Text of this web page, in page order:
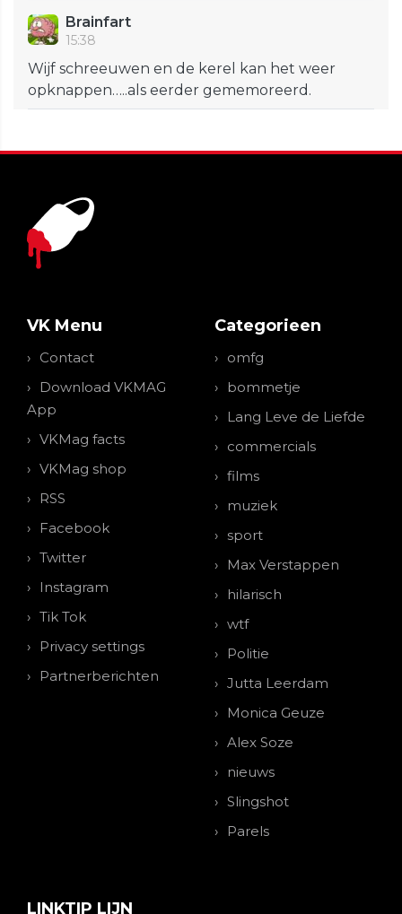
Brainfart
15:38
Wijf schreeuwen en de kerel kan het weer
opknappen…..als eerder gememoreerd.
VK Menu
Contact
Download VKMAG
App
VKMag facts
VKMag shop
RSS
Facebook
Twitter
Instagram
Tik Tok
Privacy settings
Partnerberichten
Categorieen
omfg
bommetje
Lang Leve de Liefde
commercials
films
muziek
sport
Max Verstappen
hilarisch
wtf
Politie
Jutta Leerdam
Monica Geuze
Alex Soze
nieuws
Slingshot
Parels
LINKTIP LIJN